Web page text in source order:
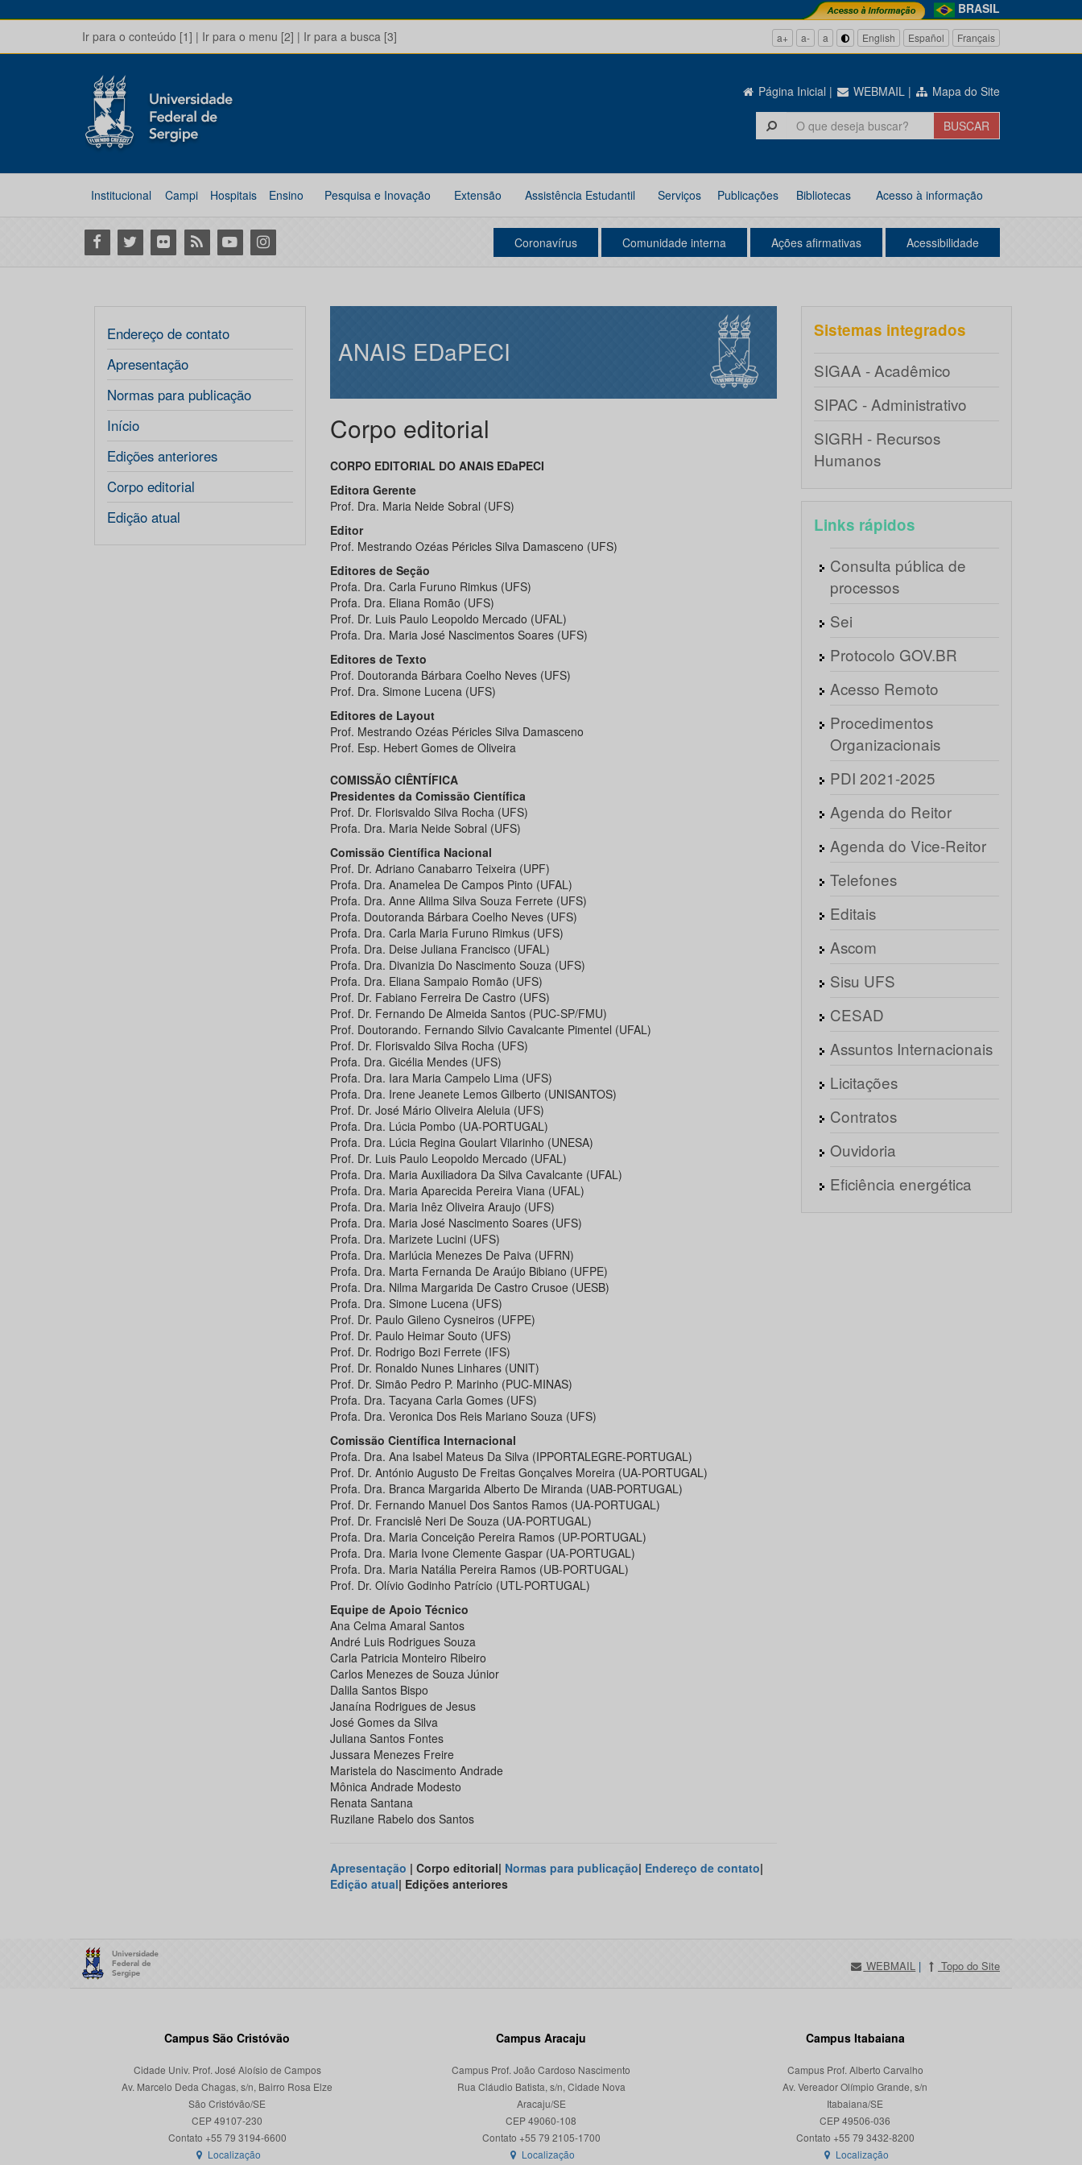
BRASIL
Ir para o conteúdo [1] | Ir para o menu [2] | Ir para a busca [3] a+ a- a English Español Français
Página Inicial | WEBMAIL | Mapa do Site
Institucional Campi Hospitais Ensino Pesquisa e Inovação Extensão Assistência Estudantil Serviços Publicações Bibliotecas Acesso à informação
Facebook
Twitter Flickr RSS YoutubeInstagram Coronavírus Comunidade interna Ações afirmativas Acessibilidade
Endereço de contato
Apresentação
Normas para publicação
Início
Edições anteriores
Corpo editorial
Edição atual
ANAIS EDaPECI
Corpo editorial
CORPO EDITORIAL DO ANAIS EDaPECI
Editora Gerente
Prof. Dra. Maria Neide Sobral (UFS)
Editor
Prof. Mestrando Ozéas Péricles Silva Damasceno (UFS)
Editores de Seção
Profa. Dra. Carla Furuno Rimkus (UFS)
Profa. Dra. Eliana Romão (UFS)
Prof. Dr. Luis Paulo Leopoldo Mercado (UFAL)
Profa. Dra. Maria José Nascimentos Soares (UFS)
Editores de Texto
Prof. Doutoranda Bárbara Coelho Neves (UFS)
Prof. Dra. Simone Lucena (UFS)
Editores de Layout
Prof. Mestrando Ozéas Péricles Silva Damasceno
Prof. Esp. Hebert Gomes de Oliveira
COMISSÃO CIÊNTÍFICA
Presidentes da Comissão Científica
Prof. Dr. Florisvaldo Silva Rocha (UFS)
Profa. Dra. Maria Neide Sobral (UFS)
Comissão Científica Nacional
Prof. Dr. Adriano Canabarro Teixeira (UPF)
Profa. Dra. Anamelea De Campos Pinto (UFAL)
Profa. Dra. Anne Alilma Silva Souza Ferrete (UFS)
Profa. Doutoranda Bárbara Coelho Neves (UFS)
Profa. Dra. Carla Maria Furuno Rimkus (UFS)
Profa. Dra. Deise Juliana Francisco (UFAL)
Profa. Dra. Divanizia Do Nascimento Souza (UFS)
Profa. Dra. Eliana Sampaio Romão (UFS)
Prof. Dr. Fabiano Ferreira De Castro (UFS)
Prof. Dr. Fernando De Almeida Santos (PUC-SP/FMU)
Prof. Doutorando. Fernando Silvio Cavalcante Pimentel (UFAL)
Prof. Dr. Florisvaldo Silva Rocha (UFS)
Profa. Dra. Gicélia Mendes (UFS)
Profa. Dra. Iara Maria Campelo Lima (UFS)
Profa. Dra. Irene Jeanete Lemos Gilberto (UNISANTOS)
Prof. Dr. José Mário Oliveira Aleluia (UFS)
Profa. Dra. Lúcia Pombo (UA-PORTUGAL)
Profa. Dra. Lúcia Regina Goulart Vilarinho (UNESA)
Prof. Dr. Luis Paulo Leopoldo Mercado (UFAL)
Profa. Dra. Maria Auxiliadora Da Silva Cavalcante (UFAL)
Profa. Dra. Maria Aparecida Pereira Viana (UFAL)
Profa. Dra. Maria Inêz Oliveira Araujo (UFS)
Profa. Dra. Maria José Nascimento Soares (UFS)
Profa. Dra. Marizete Lucini (UFS)
Profa. Dra. Marlúcia Menezes De Paiva (UFRN)
Profa. Dra. Marta Fernanda De Araújo Bibiano (UFPE)
Profa. Dra. Nilma Margarida De Castro Crusoe (UESB)
Profa. Dra. Simone Lucena (UFS)
Prof. Dr. Paulo Gileno Cysneiros (UFPE)
Prof. Dr. Paulo Heimar Souto (UFS)
Prof. Dr. Rodrigo Bozi Ferrete (IFS)
Prof. Dr. Ronaldo Nunes Linhares (UNIT)
Prof. Dr. Simão Pedro P. Marinho (PUC-MINAS)
Profa. Dra. Tacyana Carla Gomes (UFS)
Profa. Dra. Veronica Dos Reis Mariano Souza (UFS)
Comissão Científica Internacional
Profa. Dra. Ana Isabel Mateus Da Silva (IPPORTALEGRE-PORTUGAL)
Prof. Dr. António Augusto De Freitas Gonçalves Moreira (UA-PORTUGAL)
Profa. Dra. Branca Margarida Alberto De Miranda (UAB-PORTUGAL)
Prof. Dr. Fernando Manuel Dos Santos Ramos (UA-PORTUGAL)
Prof. Dr. Francislê Neri De Souza (UA-PORTUGAL)
Profa. Dra. Maria Conceição Pereira Ramos (UP-PORTUGAL)
Profa. Dra. Maria Ivone Clemente Gaspar (UA-PORTUGAL)
Profa. Dra. Maria Natália Pereira Ramos (UB-PORTUGAL)
Prof. Dr. Olívio Godinho Patrício (UTL-PORTUGAL)
Equipe de Apoio Técnico
Ana Celma Amaral Santos
André Luis Rodrigues Souza
Carla Patricia Monteiro Ribeiro
Carlos Menezes de Souza Júnior
Dalila Santos Bispo
Janaína Rodrigues de Jesus
José Gomes da Silva
Juliana Santos Fontes
Jussara Menezes Freire
Maristela do Nascimento Andrade
Mônica Andrade Modesto
Renata Santana
Ruzilane Rabelo dos Santos
Apresentação | Corpo editorial| Normas para publicação| Endereço de contato|
Edição atual| Edições anteriores
Sistemas integrados
SIGAA - Acadêmico
SIPAC - Administrativo
SIGRH - Recursos
Humanos
Links rápidos
Consulta pública de
processos
Sei
Protocolo GOV.BR
Acesso Remoto
Procedimentos
Organizacionais
PDI 2021-2025
Agenda do Reitor
Agenda do Vice-Reitor
Telefones
Editais
Ascom
Sisu UFS
CESAD
Assuntos Internacionais
Licitações
Contratos
Ouvidoria
Eficiência energética
WEBMAIL | Topo do Site
Campus São Cristóvão
Cidade Univ. Prof. José Aloísio de Campos
Av. Marcelo Deda Chagas, s/n, Bairro Rosa Elze
São Cristóvão/SE
CEP 49107-230
Localização
Campus Aracaju
Campus Prof. João Cardoso Nascimento
Rua Cláudio Batista, s/n, Cidade Nova
Aracaju/SE
CEP 49060-108
Localização
Campus Itabaiana
Campus Prof. Alberto Carvalho
Av. Vereador Olímpio Grande, s/n
Itabaiana/SE
CEP 49506-036
Localização